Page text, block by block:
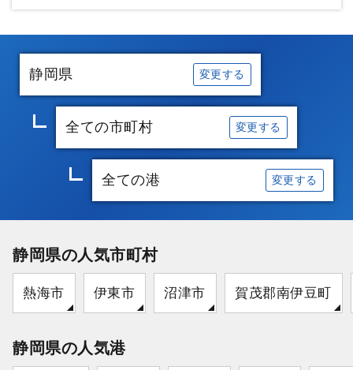
静岡県 変更する
全ての市町村 変更する
全ての港 変更する
静岡県の人気市町村
熱海市 伊東市 沼津市 賀茂郡南伊豆町
静岡県の人気港